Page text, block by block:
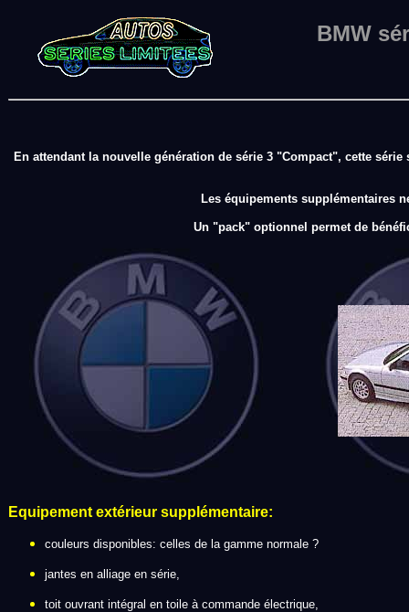
BMW
En attendant la nouvelle génération de série 3 "Compact", cette
Les équipements supplémentaires
Un "pack" optionnel permet de
Equipement extérieur supplémentaire:
couleurs disponibles: celles de la gamme normale ?
jantes en alliage en série,
toit ouvrant intégral en toile à commande électrique,